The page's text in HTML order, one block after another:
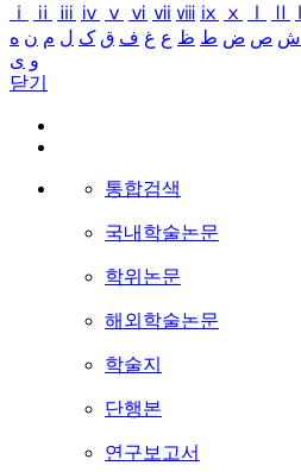
ⅰ
ⅱ ⅲ ⅳ ⅴ ⅵ ⅶ ⅷ ⅸ ⅹ
ش ص ض ط ظ ع غ ف ق ک ل م ن ه
و ی
닫기
통합검색
국내학술논문
학위논문
해외학술논문
학술지
단행본
연구보고서